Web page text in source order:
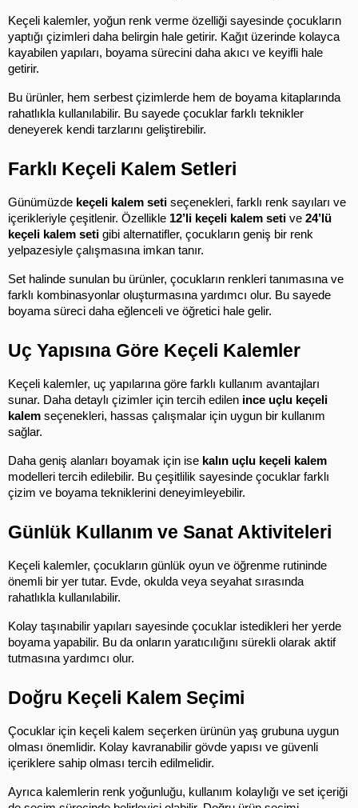
Keçeli kalemler, yoğun renk verme özelliği sayesinde çocukların
yaptığı çizimleri daha belirgin hale getirir. Kağıt üzerinde kolayca
kayabilen yapıları, boyama sürecini daha akıcı ve keyifli hale
getirir.
Bu ürünler, hem serbest çizimlerde hem de boyama kitaplarında
rahatlıkla kullanılabilir. Bu sayede çocuklar farklı teknikler
deneyerek kendi tarzlarını geliştirebilir.
Farklı Keçeli Kalem Setleri
Günümüzde keçeli kalem seti seçenekleri, farklı renk sayıları ve
içerikleriyle çeşitlenir. Özellikle 12’li keçeli kalem seti ve 24’lü
keçeli kalem seti gibi alternatifler, çocukların geniş bir renk
yelpazesiyle çalışmasına imkan tanır.
Set halinde sunulan bu ürünler, çocukların renkleri tanımasına ve
farklı kombinasyonlar oluşturmasına yardımcı olur. Bu sayede
boyama süreci daha eğlenceli ve öğretici hale gelir.
Uç Yapısına Göre Keçeli Kalemler
Keçeli kalemler, uç yapılarına göre farklı kullanım avantajları
sunar. Daha detaylı çizimler için tercih edilen ince uçlu keçeli
kalem seçenekleri, hassas çalışmalar için uygun bir kullanım
sağlar.
Daha geniş alanları boyamak için ise kalın uçlu keçeli kalem
modelleri tercih edilebilir. Bu çeşitlilik sayesinde çocuklar farklı
çizim ve boyama tekniklerini deneyimleyebilir.
Günlük Kullanım ve Sanat Aktiviteleri
Keçeli kalemler, çocukların günlük oyun ve öğrenme rutininde
önemli bir yer tutar. Evde, okulda veya seyahat sırasında
rahatlıkla kullanılabilir.
Kolay taşınabilir yapıları sayesinde çocuklar istedikleri her yerde
boyama yapabilir. Bu da onların yaratıcılığını sürekli olarak aktif
tutmasına yardımcı olur.
Doğru Keçeli Kalem Seçimi
Çocuklar için keçeli kalem seçerken ürünün yaş grubuna uygun
olması önemlidir. Kolay kavranabilir gövde yapısı ve güvenli
içeriklere sahip olması tercih edilmelidir.
Ayrıca kalemlerin renk yoğunluğu, kullanım kolaylığı ve set içeriği